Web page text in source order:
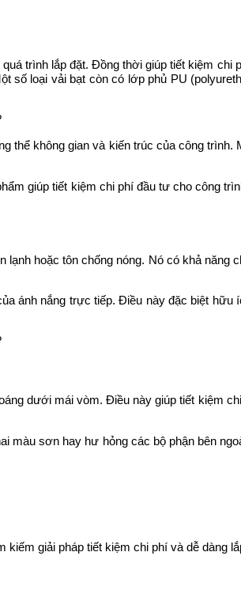
trình lắp đặt. Đồng thời giúp tiết kiệm chi
loại vải bạt còn có lớp phủ PU
thể không gian và kiến trúc của công trình.
giúp tiết kiệm chi phí đầu tư cho công
hoặc tôn chống nóng. Nó có khả năng
ánh nắng trực tiếp. Điều này đặc biệt
dưới mái vòm. Điều này giúp tiết kiệm
màu sơn hay hư hỏng các bộ phận bên
giải pháp tiết kiệm chi phí và dễ dàng